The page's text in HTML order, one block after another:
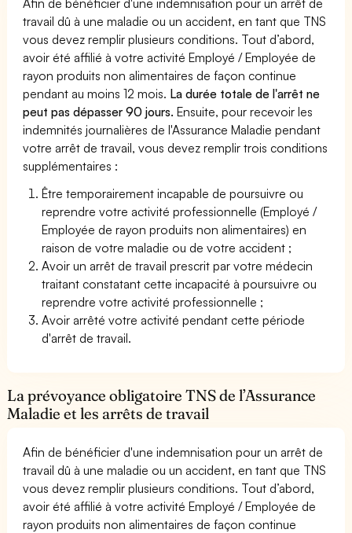
travail dû à une maladie ou un accident, en tant que TNS
vous devez remplir plusieurs conditions. Tout d’abord,
avoir été affilié à votre activité Employé / Employée de
rayon produits non alimentaires de façon continue
pendant au moins 12 mois. La durée totale de l'arrêt ne
peut pas dépasser 90 jours. Ensuite, pour recevoir les
indemnités journalières de l'Assurance Maladie pendant
votre arrêt de travail, vous devez remplir trois conditions
supplémentaires :
Être temporairement incapable de poursuivre ou
reprendre votre activité professionnelle (Employé /
Employée de rayon produits non alimentaires) en
raison de votre maladie ou de votre accident ;
Avoir un arrêt de travail prescrit par votre médecin
traitant constatant cette incapacité à poursuivre ou
reprendre votre activité professionnelle ;
Avoir arrêté votre activité pendant cette période
d'arrêt de travail.
La prévoyance obligatoire TNS de l’Assurance
Maladie et les arrêts de travail
Afin de bénéficier d'une indemnisation pour un arrêt de
travail dû à une maladie ou un accident, en tant que TNS
vous devez remplir plusieurs conditions. Tout d’abord,
avoir été affilié à votre activité Employé / Employée de
rayon produits non alimentaires de façon continue